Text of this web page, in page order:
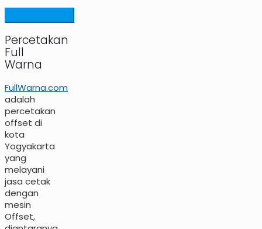
Percetakan
Full
Warna
FullWarna.com
adalah
percetakan
offset di
kota
Yogyakarta
yang
melayani
jasa cetak
dengan
mesin
Offset,